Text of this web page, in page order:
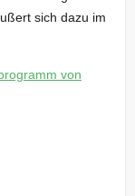
sich dazu im
von